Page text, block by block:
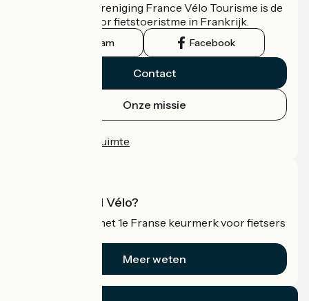
De nationale vereniging France Vélo Tourisme is de
officiële gids voor fietstoeristme in Frankrijk.
Instagram Facebook
Contact
Onze missie
Professionele ruimte
Wat is Accueil Vélo?
Accueil Vélo is het 1e Franse keurmerk voor fietsers
Meer weten